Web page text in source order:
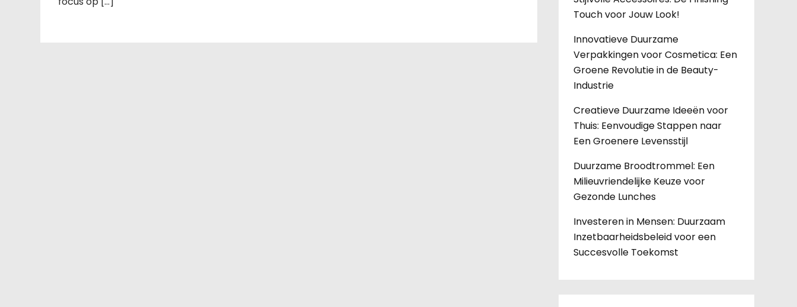
Touch voor Jouw Look!
Innovatieve Duurzame
Verpakkingen voor Cosmetica: Een
Groene Revolutie in de Beauty-
Industrie
Creatieve Duurzame Ideeën voor
Thuis: Eenvoudige Stappen naar
Een Groenere Levensstijl
Duurzame Broodtrommel: Een
Milieuvriendelijke Keuze voor
Gezonde Lunches
Investeren in Mensen: Duurzaam
Inzetbaarheidsbeleid voor een
Succesvolle Toekomst